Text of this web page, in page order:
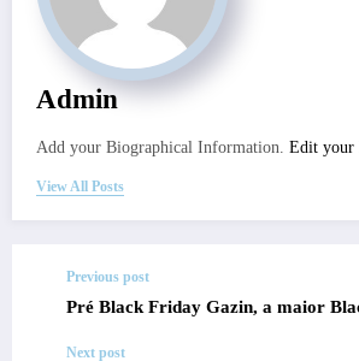
Admin
Add your Biographical Information. Edit your
View All Posts
Previous post
Pré Black Friday Gazin, a maior
Next post